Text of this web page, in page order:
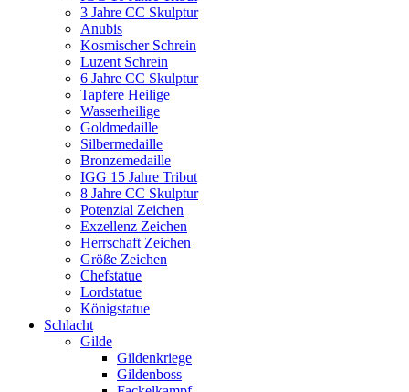
3 Jahre CC Skulptur
Anubis
Kosmischer Schrein
Luzent Schrein
6 Jahre CC Skulptur
Tapfere Heilige
Wasserheilige
Goldmedaille
Silbermedaille
Bronzemedaille
IGG 15 Jahre Tribut
8 Jahre CC Skulptur
Potenzial Zeichen
Exzellenz Zeichen
Herrschaft Zeichen
Größe Zeichen
Chefstatue
Lordstatue
Königstatue
Schlacht
Gilde
Gildenkriege
Gildenboss